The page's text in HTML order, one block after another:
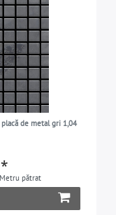
de metal gri 1,04
pătrat